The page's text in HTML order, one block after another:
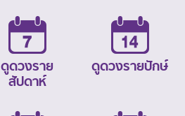
ดูดวงราย
สัปดาห์
ดูดวงรายปักษ์